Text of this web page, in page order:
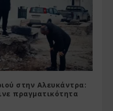
στην Αλευκάντρα:
πραγματικότητα